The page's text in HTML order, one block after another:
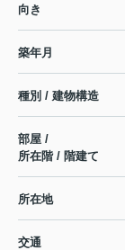
向き
築年月
種別 / 建物構造
部屋 /
所在階 / 階建て
所在地
交通